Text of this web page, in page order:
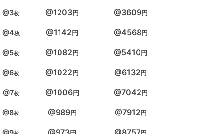
3 1203 3609
4 1142 4568
5 1082 5410
6 1022 6132
7 1006 7042
8 989 7912
9 973 8757